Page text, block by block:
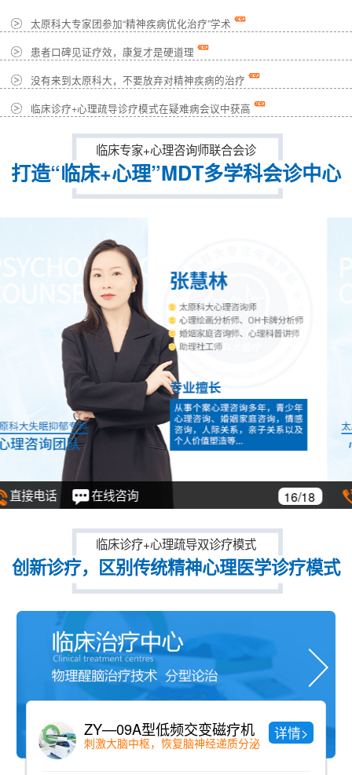
太原科大专家团参加“精神疾病优化治疗”学术
患者口碑见证疗效，康复才是硬道理
没有来到太原科大，不要放弃对精神疾病的治疗
临床诊疗+心理疏导诊疗模式在疑难病会议中获高
临床专家+心理咨询师联合会诊
打造“临床+心理”MDT多学科会诊中心
直接电话 在线咨询 17/18
临床诊疗+心理疏导双诊疗模式
创新诊疗，区别传统精神心理医学诊疗模式
中药药浴
纯中药配方、老少咸宜
详情>